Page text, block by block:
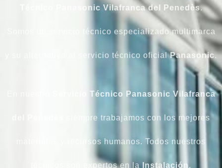
Técnico Panasonic Vilafranca del Penedès.
Somos un servicio técnico especializado multimarca
y su alternativa al servicio técnico oficialPanasonic.
Servicio Técnico Panasonic Vilafranca
siempre trabajamos con los mejores
materiales y recursos humanos. Todos nuestros
técnicos son expertos en la Instalación,